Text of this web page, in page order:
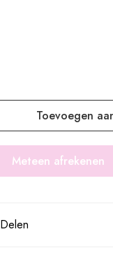
Toevoegen
Meteen afrekenen
Delen